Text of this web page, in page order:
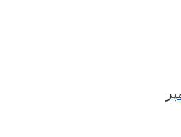
تا 40 آمپر